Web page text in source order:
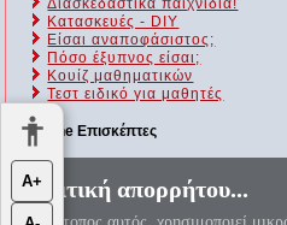
Διασκεδαστικά παιχνίδια!
Κατασκευές - DIY
Είσαι αναποφάσιστος;
Πόσο έξυπνος είσαι;
Kουίζ μαθηματικών
Τεστ ειδικό για μαθητές
Online Επισκέπτες
Αυτήν τη στιγμή επισκέπτονται
κανένα μέλος
Πολιτική απορρήτου...
Α+